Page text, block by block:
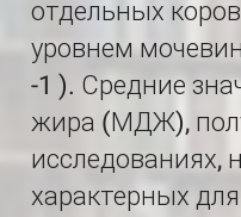
отдельных
уровнем
-1 ). Средние
жира (МДЖ),
исследованиях,
характерных